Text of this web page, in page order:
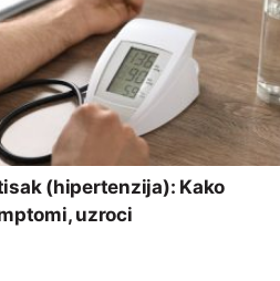
(hipertenzija): Kako
uzroci